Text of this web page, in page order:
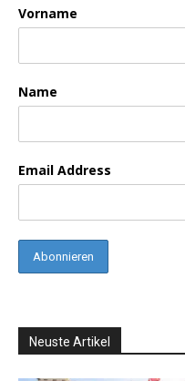
Vorname
Name
Email Address
Neuste Artikel